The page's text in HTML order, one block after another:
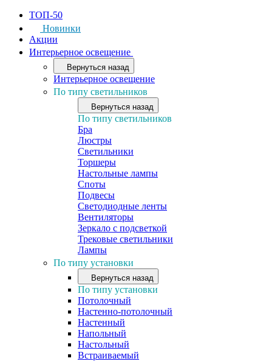
ТОП-50
Новинки
Акции
Интерьерное освещение
Вернуться назад
Интерьерное освещение
По типу светильников
Вернуться назад
По типу светильников
Бра
Люстры
Светильники
Торшеры
Настольные лампы
Споты
Подвесы
Светодиодные ленты
Вентиляторы
Зеркало с подсветкой
Трековые светильники
Лампы
По типу установки
Вернуться назад
По типу установки
Потолочный
Настенно-потолочный
Настенный
Напольный
Настольный
Встраиваемый